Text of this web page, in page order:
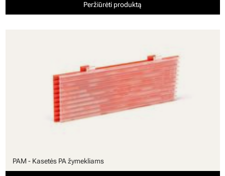
Peržiūrėti produktą
PAM - Kasetės PA žymekliams